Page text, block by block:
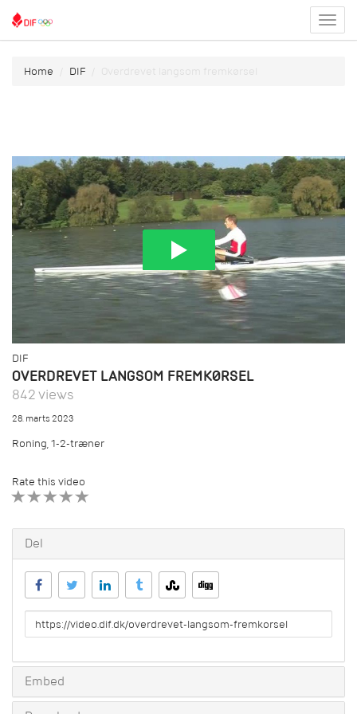
menu
Home DIF Overdrevet langsom fremkørsel
DIF
OVERDREVET LANGSOM FREMKØRSEL
842 views
28. marts 2023
Roning, 1-2-træner
Rate this video
Del
URL
to
Embed